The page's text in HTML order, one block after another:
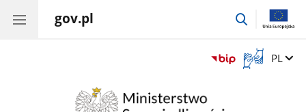
gov.pl
przejdź
Otwórz
okno
Zmień
PL